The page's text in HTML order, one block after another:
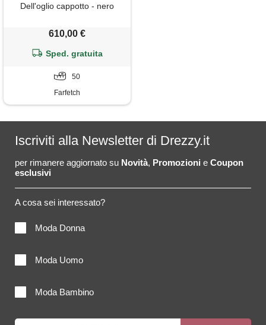
Dell'oglio cappotto - nero
610,00 €
Sped. gratuita
50
Farfetch
Iscriviti alla Newsletter di Drezzy.it
per rimanere aggiornato su Novità, Promozioni e Coupon
esclusivi
A cosa sei interessato?
Moda Donna
Moda Uomo
Moda Bambino